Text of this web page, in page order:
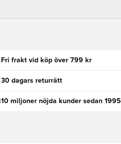
Fri frakt vid köp över 799 kr
30 dagars returrätt
10 miljoner nöjda kunder sedan 1995